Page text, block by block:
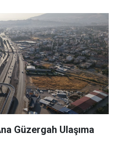
Güzergah Ulaşıma